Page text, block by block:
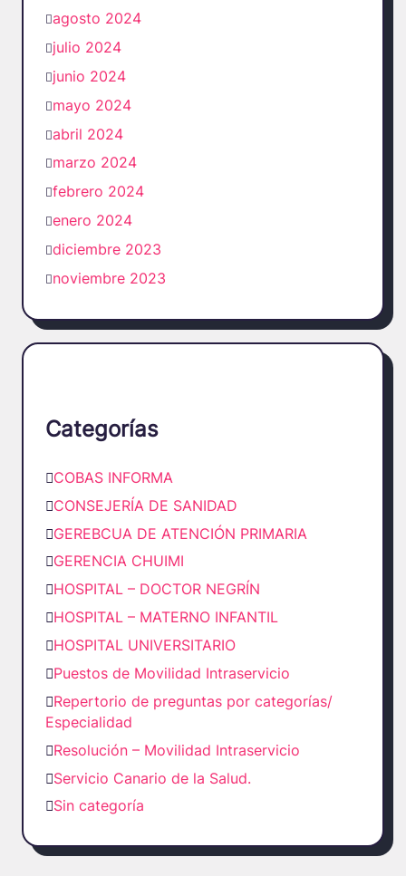
agosto 2024
julio 2024
junio 2024
mayo 2024
abril 2024
marzo 2024
febrero 2024
enero 2024
diciembre 2023
noviembre 2023
Categorías
COBAS INFORMA
CONSEJERÍA DE SANIDAD
GEREBCUA DE ATENCIÓN PRIMARIA
GERENCIA CHUIMI
HOSPITAL – DOCTOR NEGRÍN
HOSPITAL – MATERNO INFANTIL
HOSPITAL UNIVERSITARIO
Puestos de Movilidad Intraservicio
Repertorio de preguntas por categorías/
Especialidad
Resolución – Movilidad Intraservicio
Servicio Canario de la Salud.
Sin categoría